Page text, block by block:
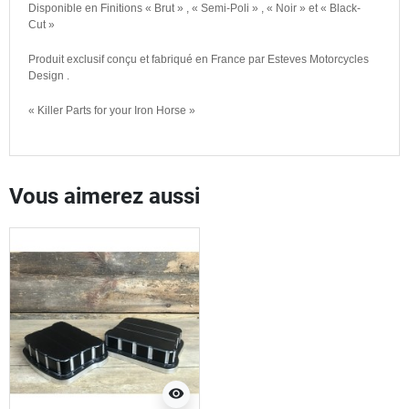
Disponible en Finitions « Brut » , « Semi-Poli » , « Noir » et « Black-
Cut »
Produit exclusif conçu et fabriqué en France par Esteves Motorcycles
Design .
« Killer Parts for your Iron Horse »
Vous aimerez aussi
visibility